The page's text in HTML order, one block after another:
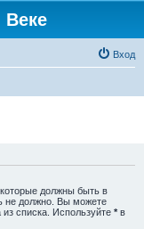
Веке
Вход
которые должны быть в
не должно. Вы можете
списка. Используйте * в